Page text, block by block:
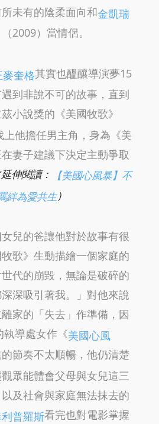
未有的陰柔面向和金凱瑞
2009）當情侶。
奎格其實也醞釀導演夢15
到非說不可的故事，直到
小說獎的《美國牧歌》
上他擔任男主角，身為《美
妻子建議下決定主動爭取
延伸閱讀：
【美國心風暴】不
絆為愛共生）
兒的爸讓他對於故事有很
歌》生動描繪一個家庭的
代的崩毀，無論是破碎的
深吸引著我。」對他來說
家的「失去」作準備，因
導處女作《美國心風
節奏不太順暢，他仍清楚
眾能體會父母與女兒這三
及社會與家庭無法抹去的
普羅斯看完也對電影掌握